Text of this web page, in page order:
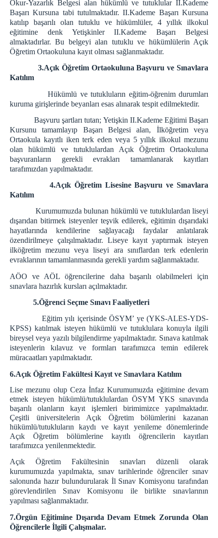
Okur-Yazarlık Belgesi alan hükümlü ve tutuklular II.Kademe
Başarı Kursuna tabi tutulmaktadır. II.Kademe Başarı Kursuna
katılıp başarılı olan tutuklu ve hükümlüler, 4 yıllık ilkokul
eğitimine denk Yetişkinler II.Kademe Başarı Belgesi
almaktadırlar. Bu belgeyi alan tutuklu ve hükümlülerin Açık
Öğretim Ortaokuluna kayıt olması sağlanmaktadır.
3.Açık Öğretim Ortaokuluna Başvuru ve Sınavlara
Katılım
Hükümlü ve tutukluların eğitim-öğrenim durumları
kuruma girişlerinde beyanları esas alınarak tespit edilmektedir.
Başvuru şartları tutan; Yetişkin II.Kademe Eğitimi Başarı
Kursunu tamamlayıp Başarı Belgesi alan, İlköğretim veya
Ortaokula kayıtlı iken terk eden veya 5 yıllık ilkokul mezunu
olan hükümlü ve tutuklulardan Açık Öğretim Ortaokuluna
başvuranların gerekli evrakları tamamlanarak kayıtları
tarafımızdan yapılmaktadır.
4.Açık Öğretim Lisesine Başvuru ve Sınavlara
Katılım
Kurumumuzda bulunan hükümlü ve tutuklulardan liseyi
dışarıdan bitirmek isteyenler teşvik edilerek, eğitimin dışarıdaki
hayatlarında kendilerine sağlayacağı faydalar anlatılarak
özendirilmeye çalışılmaktadır. Liseye kayıt yaptırmak isteyen
ilköğretim mezunu veya liseyi ara sınıflardan terk edenlerin
evraklarının tamamlanmasında gerekli yardım sağlanmaktadır.
AÖO ve AÖL öğrencilerine daha başarılı olabilmeleri için
sınavlara hazırlık kursları açılmaktadır.
5.Öğrenci Seçme Sınavı Faaliyetleri
Eğitim yılı içerisinde ÖSYM’ ye (YKS-ALES-YDS-
KPSS) katılmak isteyen hükümlü ve tutuklulara konuyla ilgili
bireysel veya yazılı bilgilendirme yapılmaktadır. Sınava katılmak
isteyenlerin kılavuz ve formları tarafımızca temin edilerek
müracaatları yapılmaktadır.
6.Açık Öğretim Fakültesi Kayıt ve Sınavlara Katılım
Lise mezunu olup Ceza İnfaz Kurumumuzda eğitimine devam
etmek isteyen hükümlü/tutuklulardan ÖSYM YKS sınavında
başarılı olanların kayıt işlemleri birimimizce yapılmaktadır.
Çeşitli üniversitelerin Açık Öğretim bölümlerini kazanan
hükümlü/tutukluların kaydı ve kayıt yenileme dönemlerinde
Açık Öğretim bölümlerine kayıtlı öğrencilerin kayıtları
tarafımızca yenilenmektedir.
Açık Öğretim Fakültesinin sınavları düzenli olarak
kurumumuzda yapılmakta, sınav tarihlerinde öğrenciler sınav
salonunda hazır bulundurularak İl Sınav Komisyonu tarafından
görevlendirilen Sınav Komisyonu ile birlikte sınavlarının
yapılması sağlanmaktadır.
7.Örgün Eğitimine Dışarıda Devam Etmek Zorunda Olan
Öğrencilerle İlgili Çalışmalar.